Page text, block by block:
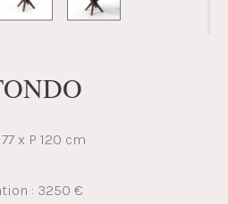
x P 120 cm
: 3250 €